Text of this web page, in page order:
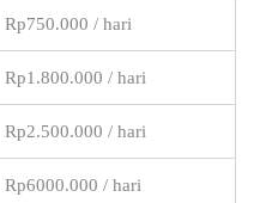
Rp750.000 / hari
Rp1.800.000 / hari
Rp2.500.000 / hari
Rp6000.000 / hari